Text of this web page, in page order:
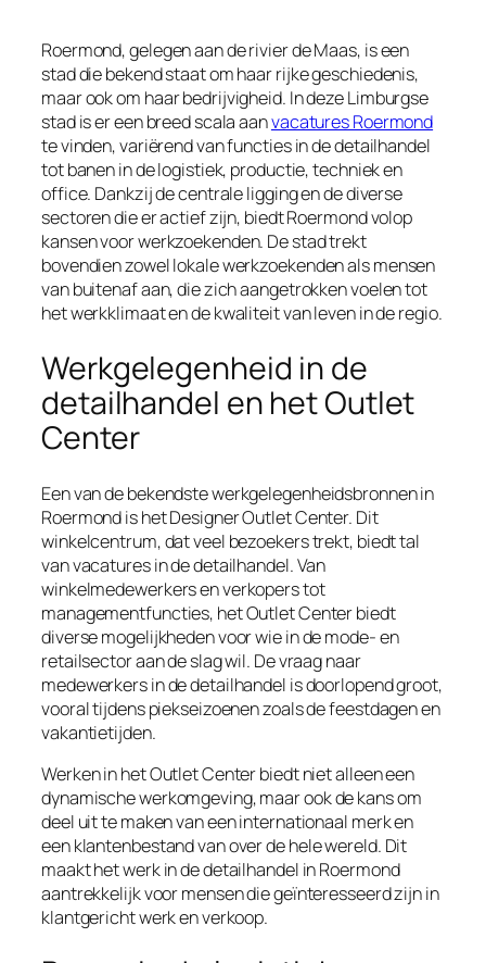
Roermond, gelegen aan de rivier de Maas, is een
stad die bekend staat om haar rijke geschiedenis,
maar ook om haar bedrijvigheid. In deze Limburgse
stad is er een breed scala aanvacatures Roermond
te vinden, variërend van functies in de detailhandel
tot banen in de logistiek, productie, techniek en
office. Dankzij de centrale ligging en de diverse
sectoren die er actief zijn, biedt Roermond volop
kansen voor werkzoekenden. De stad trekt
bovendien zowel lokale werkzoekenden als mensen
van buitenaf aan, die zich aangetrokken voelen tot
het werkklimaat en de kwaliteit van leven in de regio.
Werkgelegenheid in de
detailhandel en het Outlet
Center
Een van de bekendste werkgelegenheidsbronnen in
Roermond is het Designer Outlet Center. Dit
winkelcentrum, dat veel bezoekers trekt, biedt tal
van vacatures in de detailhandel. Van
winkelmedewerkers en verkopers tot
managementfuncties, het Outlet Center biedt
diverse mogelijkheden voor wie in de mode- en
retailsector aan de slag wil. De vraag naar
medewerkers in de detailhandel is doorlopend groot,
vooral tijdens piekseizoenen zoals de feestdagen en
vakantietijden.
Werken in het Outlet Center biedt niet alleen een
dynamische werkomgeving, maar ook de kans om
deel uit te maken van een internationaal merk en
een klantenbestand van over de hele wereld. Dit
maakt het werk in de detailhandel in Roermond
aantrekkelijk voor mensen die geïnteresseerd zijn in
klantgericht werk en verkoop.